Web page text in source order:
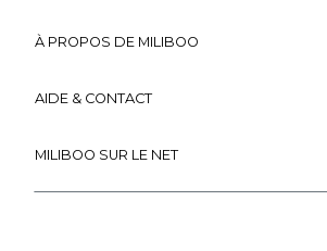
À PROPOS DE MILIBOO
AIDE & CONTACT
MILIBOO SUR LE NET